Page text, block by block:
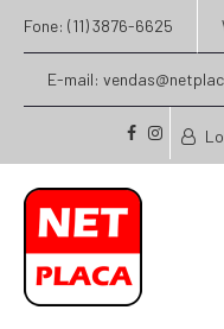
Fone: (11) 3876-6625
E-mail:
facebook